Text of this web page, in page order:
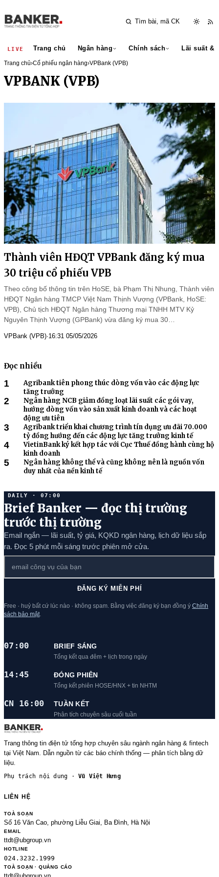
LIVE Trang chủ Ngân hàng Chính sách Lãi suất &
Trang chủ›Cổ phiếu ngân hàng›VPBank (VPB)
VPBANK (VPB)
Thành viên HĐQT VPBank đăng ký mua
30 triệu cổ phiếu VPB
Theo công bố thông tin trên HoSE, bà Phạm Thị Nhung, Thành viên
HĐQT Ngân hàng TMCP Việt Nam Thịnh Vượng (VPBank, HoSE:
VPB), Chủ tịch HĐQT Ngân hàng Thương mại TNHH MTV Kỷ
Nguyên Thịnh Vượng (GPBank) vừa đăng ký mua 30…
VPBank (VPB)·16:31 05/05/2026
Đọc nhiều
1
Agribank tiên phong thúc dòng vốn vào các động lực
tăng trưởng
2
hướng dòng vốn vào sản xuất kinh doanh và các hoạt
3
Agribank triển khai chương trình tín dụng ưu đãi 70.000
tỷ đồng hướng đến các động lực tăng trưởng kinh tế
4
VietinBank ký kết hợp tác với Cục Thuế đồng hành cùng hộ
kinh doanh
5
Ngân hàng không thể và cũng không nên là nguồn vốn
duy nhất của nền kinh tế
DAILY · 07:00
Brief Banker — đọc thị trường
trước thị trường
Email ngắn — lãi suất, tỷ giá, KQKD ngân hàng, lịch dữ liệu sắp
ra. Đọc 5 phút mỗi sáng trước phiên mở cửa.
ĐĂNG KÝ MIỄN PHÍ
Free · huỷ bất cứ lúc nào · không spam. Bằng việc đăng ký bạn đồng ý Chính
sách bảo mật
07:00 BRIEF SÁNG
Tổng kết qua đêm + lịch trong ngày
14:45 ĐÓNG PHIÊN
Tổng kết phiên HOSE/HNX + tin NHTM
CN 16:00 TUẦN KẾT
Phân tích chuyên sâu cuối tuần
Trang thông tin điện tử tổng hợp chuyên sâu ngành ngân hàng & fintech
tại Việt Nam. Dẫn nguồn từ các báo chính thống — phân tích bằng dữ
liệu.
Phụ trách nội dung ·Vũ Việt Hưng
LIÊN HỆ
TOÀ SOẠN
Số 16 Văn Cao, phường Liễu Giai, Ba Đình, Hà Nội
EMAIL
ttdt@ubgroup.vn
HOTLINE
024.3232.1999
TOÀ SOẠN · QUẢNG CÁO